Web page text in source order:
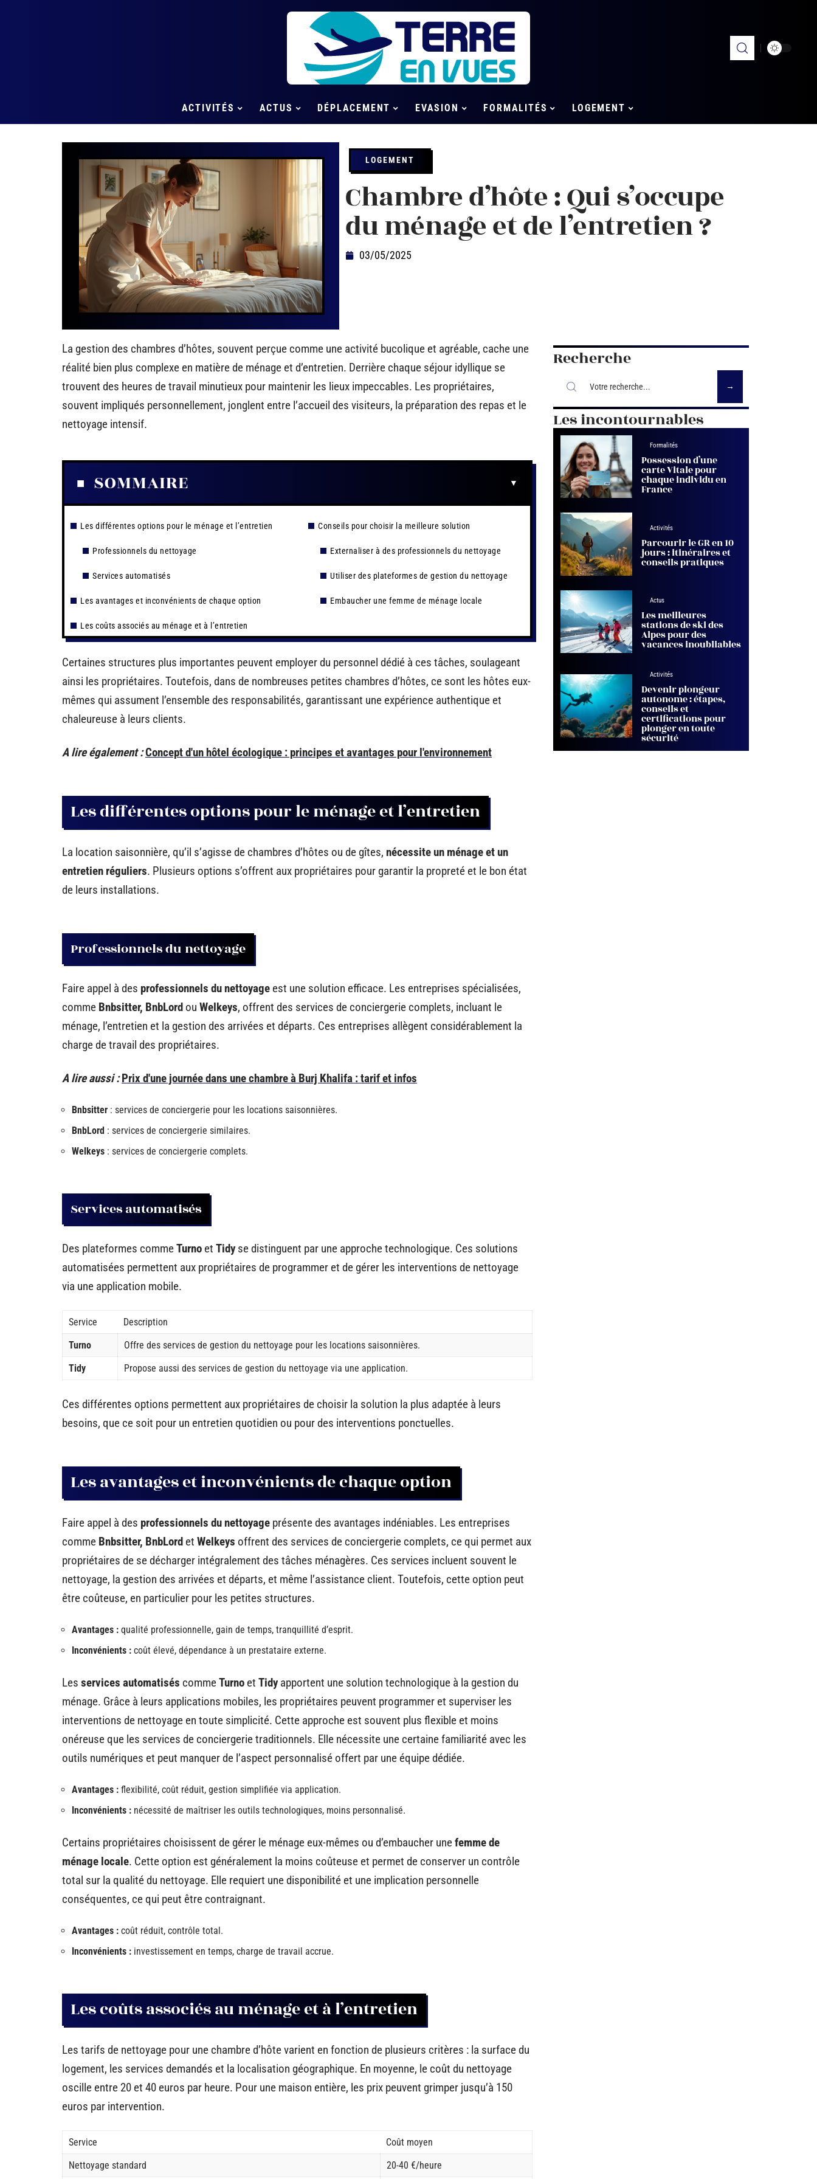
ACTIVITÉS ACTUS DÉPLACEMENT EVASION FORMALITÉS LOGEMENT
LOGEMENT
Chambre d’hôte : Qui s’occupe
du ménage et de l’entretien ?
03/05/2025
La gestion des chambres d’hôtes, souvent perçue comme une activité bucolique et agréable, cache une
réalité bien plus complexe en matière de ménage et d’entretien. Derrière chaque séjour idyllique se
trouvent des heures de travail minutieux pour maintenir les lieux impeccables. Les propriétaires,
souvent impliqués personnellement, jonglent entre l’accueil des visiteurs, la préparation des repas et le
nettoyage intensif.
SOMMAIRE
Les différentes options pour le ménage et l’entretien
Professionnels du nettoyage
Services automatisés
Les avantages et inconvénients de chaque option
Les coûts associés au ménage et à l’entretien
Conseils pour choisir la meilleure solution
Externaliser à des professionnels du nettoyage
Utiliser des plateformes de gestion du nettoyage
Embaucher une femme de ménage locale
Certaines structures plus importantes peuvent employer du personnel dédié à ces tâches, soulageant
ainsi les propriétaires. Toutefois, dans de nombreuses petites chambres d’hôtes, ce sont les hôtes eux-
mêmes qui assument l’ensemble des responsabilités, garantissant une expérience authentique et
chaleureuse à leurs clients.
A lire également :Concept d'un hôtel écologique : principes et avantages pour l'environnement
Les différentes options pour le ménage et l’entretien
La location saisonnière, qu’il s’agisse de chambres d’hôtes ou de gîtes, nécessite un ménage et un
entretien réguliers. Plusieurs options s’offrent aux propriétaires pour garantir la propreté et le bon état
de leurs installations.
Professionnels du nettoyage
Faire appel à des professionnels du nettoyage est une solution efficace. Les entreprises spécialisées,
comme Bnbsitter, BnbLord ou Welkeys, offrent des services de conciergerie complets, incluant le
ménage, l’entretien et la gestion des arrivées et départs. Ces entreprises allègent considérablement la
charge de travail des propriétaires.
A lire aussi : Prix d'une journée dans une chambre à Burj Khalifa : tarif et infos
Bnbsitter : services de conciergerie pour les locations saisonnières.
BnbLord : services de conciergerie similaires.
Welkeys : services de conciergerie complets.
Services automatisés
Des plateformes commeTurno et Tidyse distinguent par une approche technologique. Ces solutions
automatisées permettent aux propriétaires de programmer et de gérer les interventions de nettoyage
via une application mobile.
Service
Description
Turno
Offre des services de gestion du nettoyage pour les locations saisonnières.
Tidy
Propose aussi des services de gestion du nettoyage via une application.
Ces différentes options permettent aux propriétaires de choisir la solution la plus adaptée à leurs
besoins, que ce soit pour un entretien quotidien ou pour des interventions ponctuelles.
Les avantages et inconvénients de chaque option
Faire appel à des professionnels du nettoyage présente des avantages indéniables. Les entreprises
comme Bnbsitter, BnbLord et Welkeys offrent des services de conciergerie complets, ce qui permet aux
propriétaires de se décharger intégralement des tâches ménagères. Ces services incluent souvent le
nettoyage, la gestion des arrivées et départs, et même l’assistance client. Toutefois, cette option peut
être coûteuse, en particulier pour les petites structures.
Avantages : qualité professionnelle, gain de temps, tranquillité d’esprit.
Inconvénients : coût élevé, dépendance à un prestataire externe.
Les services automatisés commeTurno et Tidyapportent une solution technologique à la gestion du
ménage. Grâce à leurs applications mobiles, les propriétaires peuvent programmer et superviser les
interventions de nettoyage en toute simplicité. Cette approche est souvent plus flexible et moins
onéreuse que les services de conciergerie traditionnels. Elle nécessite une certaine familiarité avec les
outils numériques et peut manquer de l’aspect personnalisé offert par une équipe dédiée.
Avantages : flexibilité, coût réduit, gestion simplifiée via application.
Inconvénients : nécessité de maîtriser les outils technologiques, moins personnalisé.
Certains propriétaires choisissent de gérer le ménage eux-mêmes ou d’embaucher unefemme de
ménage locale. Cette option est généralement la moins coûteuse et permet de conserver un contrôle
total sur la qualité du nettoyage. Elle requiert une disponibilité et une implication personnelle
conséquentes, ce qui peut être contraignant.
Avantages : coût réduit, contrôle total.
Inconvénients : investissement en temps, charge de travail accrue.
Les coûts associés au ménage et à l’entretien
Les tarifs de nettoyage pour une chambre d’hôte varient en fonction de plusieurs critères : la surface du
logement, les services demandés et la localisation géographique. En moyenne, le coût du nettoyage
oscille entre 20 et 40 euros par heure. Pour une maison entière, les prix peuvent grimper jusqu’à 150
euros par intervention.
Service
Coût moyen
Nettoyage standard
20-40 €/heure
Recherche
Les incontournables
Formalités
Possession d’une
carte Vitale pour
chaque individu en
France
Activités
Parcourir le GR en 10
jours : itinéraires et
conseils pratiques
Actus
Les meilleures
stations de ski des
Alpes pour des
vacances inoubliables
Activités
Devenir plongeur
autonome : étapes,
conseils et
certifications pour
plonger en toute
sécurité